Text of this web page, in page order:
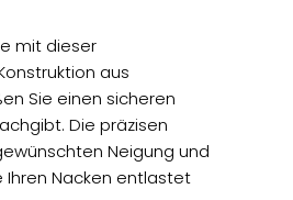
mit dieser
aus
Sie einen sicheren
Die präzisen
Neigung und
Nacken entlastet